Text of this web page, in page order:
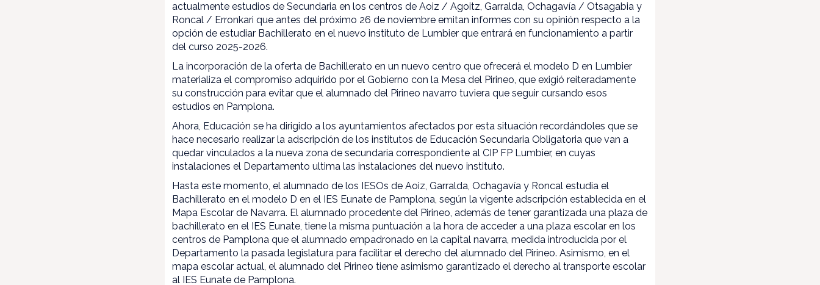
actualmente estudios de Secundaria en los centros de Aoiz / Agoitz, Garralda, Ochagavía / Otsagabia y
Roncal / Erronkari que antes del próximo 26 de noviembre emitan informes con su opinión respecto a la
opción de estudiar Bachillerato en el nuevo instituto de Lumbier que entrará en funcionamiento a partir
del curso 2025-2026.
La incorporación de la oferta de Bachillerato en un nuevo centro que ofrecerá el modelo D en Lumbier
materializa el compromiso adquirido por el Gobierno con la Mesa del Pirineo, que exigió reiteradamente
su construcción para evitar que el alumnado del Pirineo navarro tuviera que seguir cursando esos
estudios en Pamplona.
Ahora, Educación se ha dirigido a los ayuntamientos afectados por esta situación recordándoles que se
hace necesario realizar la adscripción de los institutos de Educación Secundaria Obligatoria que van a
quedar vinculados a la nueva zona de secundaria correspondiente al CIP FP Lumbier, en cuyas
instalaciones el Departamento ultima las instalaciones del nuevo instituto.
Hasta este momento, el alumnado de los IESOs de Aoiz, Garralda, Ochagavía y Roncal estudia el
Bachillerato en el modelo D en el IES Eunate de Pamplona, según la vigente adscripción establecida en el
Mapa Escolar de Navarra. El alumnado procedente del Pirineo, además de tener garantizada una plaza de
bachillerato en el IES Eunate, tiene la misma puntuación a la hora de acceder a una plaza escolar en los
centros de Pamplona que el alumnado empadronado en la capital navarra, medida introducida por el
Departamento la pasada legislatura para facilitar el derecho del alumnado del Pirineo. Asimismo, en el
mapa escolar actual, el alumnado del Pirineo tiene asimismo garantizado el derecho al transporte escolar
al IES Eunate de Pamplona.